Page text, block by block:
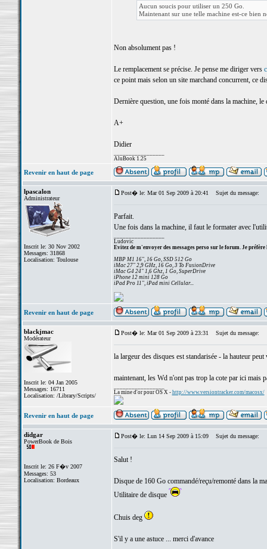
Aucun soucis pour utiliser un 250 Go.
Maintenant sur une telle machine est-ce bien
Non absolument pas !
Le remplacement se précise. Je pense me diriger vers
ce point mais selon un site marchand concurrent, ce
Dernière question, une fois monté dans la machine,
A+
Didier
AluBook 1.25
Revenir en haut de page
lpascalon
Administrateur
Inscrit le: 30 Nov 2002
Messages: 31868
Localisation: Toulouse
Post� le: Mar 01 Sep 2009 à 20:41 Sujet du message:
Parfait.
Une fois dans la machine, il faut le formater avec
Ludovic
Evitez de m'envoyer des messages perso sur le forum. Je préfère
MBP M1 16", 16 Go, SSD 512 Go
iMac 27" 2,9 GHz, 16 Go, 3 To FusionDrive
iMac G4 24" 1,6 Ghz, 1 Go, SuperDrive
iPhone 12 mini 128 Go
iPad Pro 11", iPad mini Cellular...
Revenir en haut de page
blackjmac
Modérateur
Inscrit le: 04 Jan 2005
Messages: 16711
Localisation: /Library/Scripts/
Post� le: Mar 01 Sep 2009 à 23:31 Sujet du message:
la largeur des disques est standarisée - la hauteur
maintenant, les Wd n'ont pas trop la cote par ici mais
La mine d'or pour OS X - http://www.versiontracker.com/macosx/
Revenir en haut de page
didgar
PowerBook de Bois
Inscrit le: 26 F�v 2007
Messages: 53
Localisation: Bordeaux
Post� le: Lun 14 Sep 2009 à 15:09 Sujet du message:
Salut !
Disque de 160 Go commandé/reçu/remonté dans la
Utilitaire de disque
Chuis deg
S'il y a une astuce ... merci d'avance